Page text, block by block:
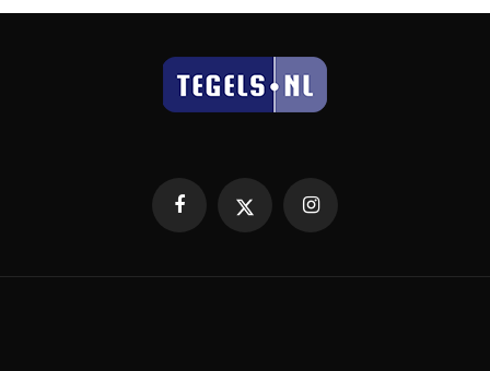
Facebook Instagram